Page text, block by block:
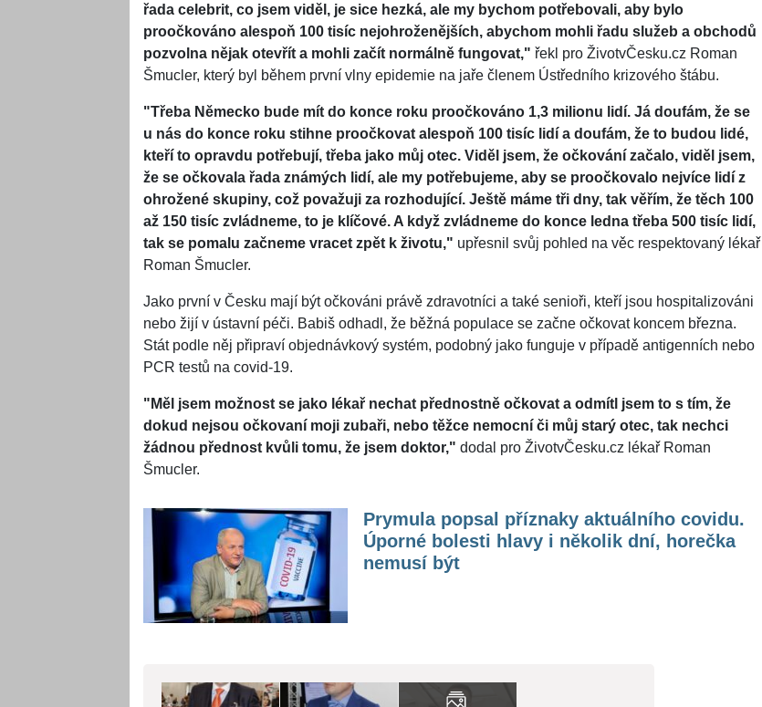
řada celebrit, co jsem viděl, je sice hezká, ale my bychom potřebovali, aby bylo
proočkováno alespoň 100 tisíc nejohroženějších, abychom mohli řadu služeb a obchodů
pozvolna nějak otevřít a mohli začít normálně fungovat," řekl pro ŽivotvČesku.cz Roman
Šmucler, který byl během první vlny epidemie na jaře členem Ústředního krizového štábu.
"Třeba Německo bude mít do konce roku proočkováno 1,3 milionu lidí. Já doufám, že se
u nás do konce roku stihne proočkovat alespoň 100 tisíc lidí a doufám, že to budou lidé,
kteří to opravdu potřebují, třeba jako můj otec. Viděl jsem, že očkování začalo, viděl jsem,
že se očkovala řada známých lidí, ale my potřebujeme, aby se proočkovalo nejvíce lidí z
ohrožené skupiny, což považuji za rozhodující. Ještě máme tři dny, tak věřím, že těch 100
až 150 tisíc zvládneme, to je klíčové. A když zvládneme do konce ledna třeba 500 tisíc lidí,
tak se pomalu začneme vracet zpět k životu," upřesnil svůj pohled na věc respektovaný lékař
Roman Šmucler.
Jako první v Česku mají být očkováni právě zdravotníci a také senioři, kteří jsou hospitalizováni
nebo žijí v ústavní péči. Babiš odhadl, že běžná populace se začne očkovat koncem března.
Stát podle něj připraví objednávkový systém, podobný jako funguje v případě antigenních nebo
PCR testů na covid-19.
"Měl jsem možnost se jako lékař nechat přednostně očkovat a odmítl jsem to s tím, že
dokud nejsou očkovaní moji zubaři, nebo těžce nemocní či můj starý otec, tak nechci
žádnou přednost kvůli tomu, že jsem doktor," dodal pro ŽivotvČesku.cz lékař Roman
Šmucler.
Prymula popsal příznaky aktuálního covidu.
Úporné bolesti hlavy i několik dní, horečka
nemusí být